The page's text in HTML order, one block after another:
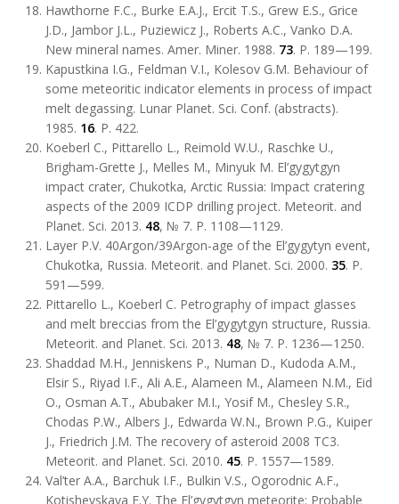
Hawthorne F.C., Burke E.A.J., Ercit T.S., Grew E.S., Grice
J.D., Jambor J.L., Puziewicz J., Roberts A.C., Vanko D.A.
New mineral names. Amer. Miner. 1988. 73. P. 189—199.
Kapustkina I.G., Feldman V.I., Kolesov G.M. Behaviour of
some meteoritic indicator elements in process of impact
melt degassing. Lunar Planet. Sci. Conf. (abstracts).
1985. 16. P. 422.
Koeberl C., Pittarello L., Reimold W.U., Raschke U.,
Brigham-Grette J., Melles M., Minyuk M. El’gygytgyn
impact crater, Chukotka, Arctic Russia: Impact cratering
aspects of the 2009 ICDP drilling project. Meteorit. and
Planet. Sci. 2013. 48, № 7. P. 1108—1129.
Layer P.V. 40Argon/39Argon-age of the El’gygytyn event,
Chukotka, Russia. Meteorit. and Planet. Sci. 2000. 35. P.
591—599.
Pittarello L., Koeberl C. Petrography of impact glasses
and melt breccias from the El’gygytgyn structure, Russia.
Meteorit. and Planet. Sci. 2013. 48, № 7. P. 1236—1250.
Shaddad M.H., Jenniskens P., Numan D., Kudoda A.M.,
Elsir S., Riyad I.F., Ali A.E., Alameen M., Alameen N.M., Eid
O., Osman A.T., Abubaker M.I., Yosif M., Chesley S.R.,
Chodas P.W., Albers J., Edwarda W.N., Brown P.G., Kuiper
J., Friedrich J.M. The recovery of asteroid 2008 TC3.
Meteorit. and Planet. Sci. 2010. 45. P. 1557—1589.
Val’ter A.A., Barchuk I.F., Bulkin V.S., Ogorodnic A.F.,
Kotishevskaya E.Y. The El’gygytgyn meteorite: Probable